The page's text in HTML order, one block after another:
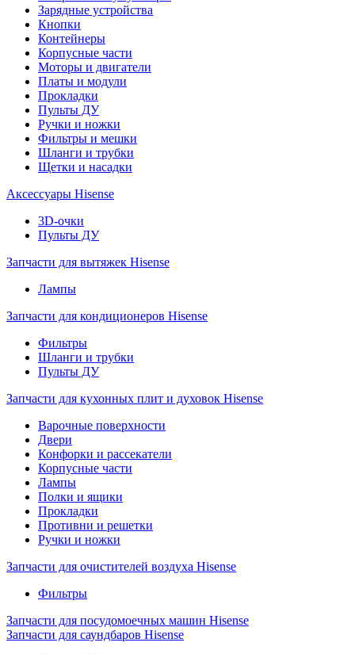
Зарядные устройства
Кнопки
Контейнеры
Корпусные части
Моторы и двигатели
Платы и модули
Прокладки
Пульты ДУ
Ручки и ножки
Фильтры и мешки
Шланги и трубки
Щетки и насадки
Аксессуары Hisense
3D-очки
Пульты ДУ
Запчасти для вытяжек Hisense
Лампы
Запчасти для кондиционеров Hisense
Фильтры
Шланги и трубки
Пульты ДУ
Запчасти для кухонных плит и духовок Hisense
Варочные поверхности
Двери
Конфорки и рассекатели
Корпусные части
Лампы
Полки и ящики
Прокладки
Противни и решетки
Ручки и ножки
Запчасти для очистителей воздуха Hisense
Фильтры
Запчасти для посудомоечных машин Hisense
Запчасти для саундбаров Hisense